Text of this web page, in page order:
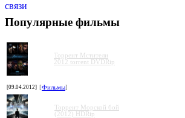
Популярные фильмы
Торрент Мстители
2012 torrent DVDRip
[09.04.2012] [Фильмы]
Торрент Морской бой
(2012) HDRip